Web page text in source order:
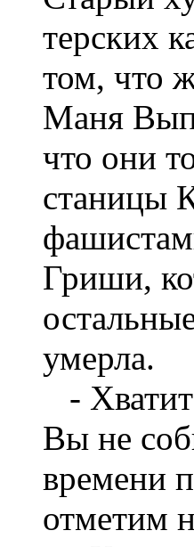
терских
том, что
Маня
что они
станицы
Гриши,
умерла.
-
Вы не
времени
отметим